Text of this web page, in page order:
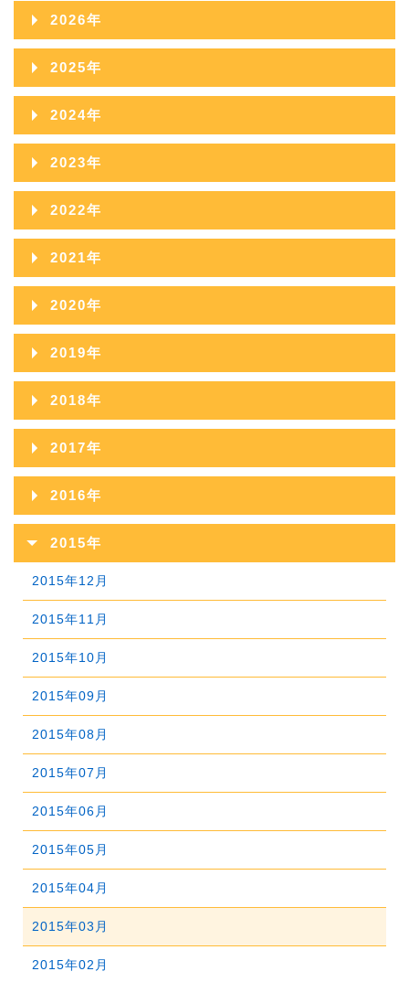
2026年
2026年08月
2026年07月
2026年06月
2026年05月
2026年04月
2026年03月
2026年02月
2026年01月
2025年
2025年12月
2025年11月
2025年10月
2025年09月
2025年08月
2025年07月
2025年06月
2025年05月
2025年03月
2025年02月
2025年01月
2024年
2024年12月
2024年11月
2024年10月
2024年09月
2024年08月
2024年07月
2024年06月
2024年05月
2024年03月
2024年02月
2024年01月
2023年
2023年12月
2023年11月
2023年10月
2023年09月
2023年08月
2023年07月
2023年06月
2023年05月
2023年03月
2023年02月
2023年01月
2022年
2022年12月
2022年11月
2022年10月
2022年09月
2022年08月
2022年07月
2022年06月
2022年05月
2021年
2021年12月
2021年11月
2021年10月
2021年09月
2021年08月
2021年07月
2021年06月
2021年05月
2021年04月
2021年03月
2021年02月
2021年01月
2020年
2020年12月
2020年11月
2020年10月
2020年09月
2020年08月
2020年07月
2020年06月
2020年05月
2020年04月
2020年03月
2020年02月
2020年01月
2019年
2019年12月
2019年11月
2019年10月
2019年09月
2019年08月
2019年07月
2019年06月
2019年05月
2019年04月
2019年03月
2019年02月
2019年01月
2018年
2018年12月
2018年11月
2018年10月
2018年09月
2018年08月
2018年07月
2018年06月
2018年05月
2018年04月
2018年03月
2018年02月
2018年01月
2017年
2017年12月
2017年11月
2017年10月
2017年09月
2017年08月
2017年07月
2017年06月
2017年05月
2017年04月
2017年03月
2017年02月
2017年01月
2016年
2016年12月
2015年
2015年12月
2015年11月
2015年10月
2015年09月
2015年08月
2015年07月
2015年06月
2015年05月
2015年04月
2015年03月
2015年02月